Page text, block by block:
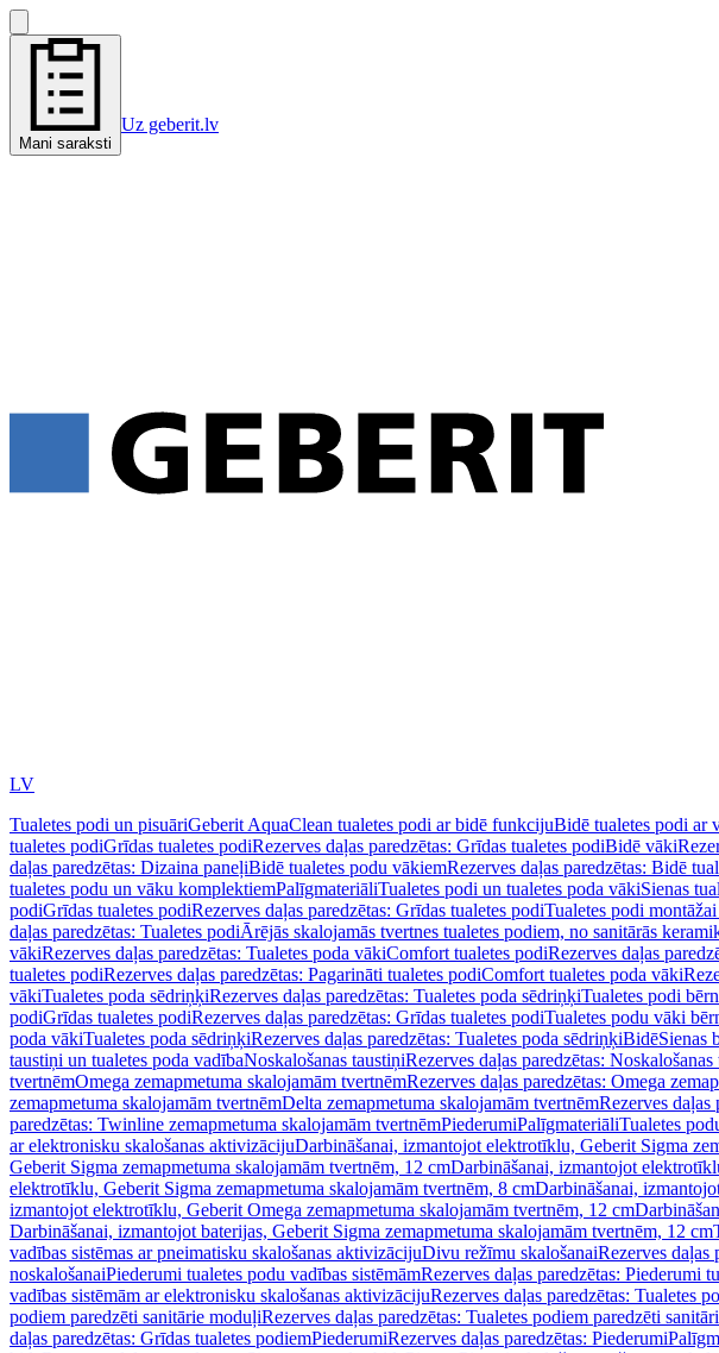
Mani saraksti
Uz geberit.lv
LV
Tualetes podi un pisuāriGeberit AquaClean tualetes podi ar bidē funkcijuBidē tualetes podi ar
tualetes podiGrīdas tualetes podiRezerves daļas paredzētas: Grīdas tualetes podiBidē vāki
daļas paredzētas: Dizaina paneļiBidē tualetes podu vākiemRezerves daļas paredzētas: Bidē
tualetes podu un vāku komplektiemPalīgmateriāliTualetes podi un tualetes poda vākiSienas
podiGrīdas tualetes podiRezerves daļas paredzētas: Grīdas tualetes podiTualetes podi
daļas paredzētas: Tualetes podiĀrējās skalojamās tvertnes tualetes podiem, no sanitārās
vākiRezerves daļas paredzētas: Tualetes poda vākiComfort tualetes podiRezerves daļas
tualetes podiRezerves daļas paredzētas: Pagarināti tualetes podiComfort tualetes poda vāki
vākiTualetes poda sēdriņķiRezerves daļas paredzētas: Tualetes poda sēdriņķiTualetes podi
podiGrīdas tualetes podiRezerves daļas paredzētas: Grīdas tualetes podiTualetes podu vāki
poda vākiTualetes poda sēdriņķiRezerves daļas paredzētas: Tualetes poda sēdriņķiBidēSienas
taustiņi un tualetes poda vadībaNoskalošanas taustiņiRezerves daļas paredzētas: Noskalošanas
tvertnēmOmega zemapmetuma skalojamām tvertnēmRezerves daļas paredzētas: Omega
zemapmetuma skalojamām tvertnēmDelta zemapmetuma skalojamām tvertnēmRezerves daļas
paredzētas: Twinline zemapmetuma skalojamām tvertnēmPiederumiPalīgmateriāliTualetes
ar elektronisku skalošanas aktivizācijuDarbināšanai, izmantojot elektrotīklu, Geberit Sigma
Geberit Sigma zemapmetuma skalojamām tvertnēm, 12 cmDarbināšanai, izmantojot
elektrotīklu, Geberit Sigma zemapmetuma skalojamām tvertnēm, 8 cmDarbināšanai,
izmantojot elektrotīklu, Geberit Omega zemapmetuma skalojamām tvertnēm, 12 cm
Darbināšanai, izmantojot baterijas, Geberit Sigma zemapmetuma skalojamām tvertnēm, 12 cm
vadības sistēmas ar pneimatisku skalošanas aktivizācijuDivu režīmu skalošanaiRezerves daļas
noskalošanaiPiederumi tualetes podu vadības sistēmāmRezerves daļas paredzētas: Piederumi
vadības sistēmām ar elektronisku skalošanas aktivizācijuRezerves daļas paredzētas: Tualetes
podiem paredzēti sanitārie moduļiRezerves daļas paredzētas: Tualetes podiem paredzēti
daļas paredzētas: Grīdas tualetes podiemPiederumiRezerves daļas paredzētas: Piederumi